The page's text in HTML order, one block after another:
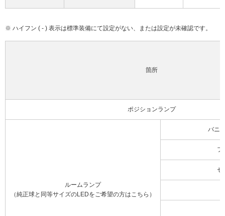
※ ハイフン ( - ) 表示は標準装備にて設定がない、または設定が未確認です。
箇所
ポジションランプ
ルームランプ
（純正球と同等サイズのLEDをご希望の方はこちら）
バニ
フ
セ